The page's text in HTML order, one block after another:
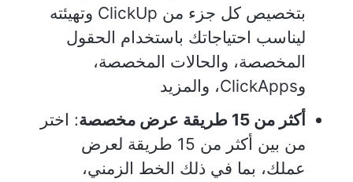
بتخصيص كل جزء من ClickUp وتهيئته
ليناسب احتياجاتك باستخدام الحقول
المخصصة، والحالات المخصصة،
وClickApps، والمزيد
أكثر من 15 طريقة عرض مخصصة
: اختر
من بين أكثر من 15 طريقة لعرض
عملك، بما في ذلك الخط الزمني،